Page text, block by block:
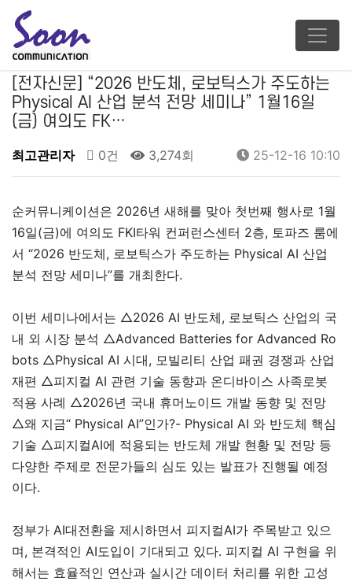
[전자신문] “2026 반도체, 로보틱스가 주도하는
Physical AI 산업 분석 전망 세미나” 1월16일
(금) 여의도 FK…
최고관리자 0건 3,274회 25-12-16 10:10
순커뮤니케이션은 2026년 새해를 맞아 첫번째 행사로 1월
16일(금)에 여의도 FKI타워 컨퍼런스센터 2층, 토파즈 룸에
서 “2026 반도체, 로보틱스가 주도하는 Physical AI 산업
분석 전망 세미나”를 개최한다.
이번 세미나에서는 △2026 AI 반도체, 로보틱스 산업의 국
내 외 시장 분석 △Advanced Batteries for Advanced Ro
bots △Physical AI 시대, 모빌리티 산업 패권 경쟁과 산업
재편 △피지컬 AI 관련 기술 동향과 온디바이스 사족로봇
적용 사례 △2026년 국내 휴머노이드 개발 동향 및 전망
△왜 지금“ Physical AI”인가?- Physical AI 와 반도체 핵심
기술 △피지컬AI에 적용되는 반도체 개발 현황 및 전망 등
다양한 주제로 전문가들의 심도 있는 발표가 진행될 예정
이다.
정부가 AI대전환을 제시하면서 피지컬AI가 주목받고 있으
며, 본격적인 AI도입이 기대되고 있다. 피지컬 AI 구현을 위
해서는 효율적인 연산과 실시간 데이터 처리를 위한 고성